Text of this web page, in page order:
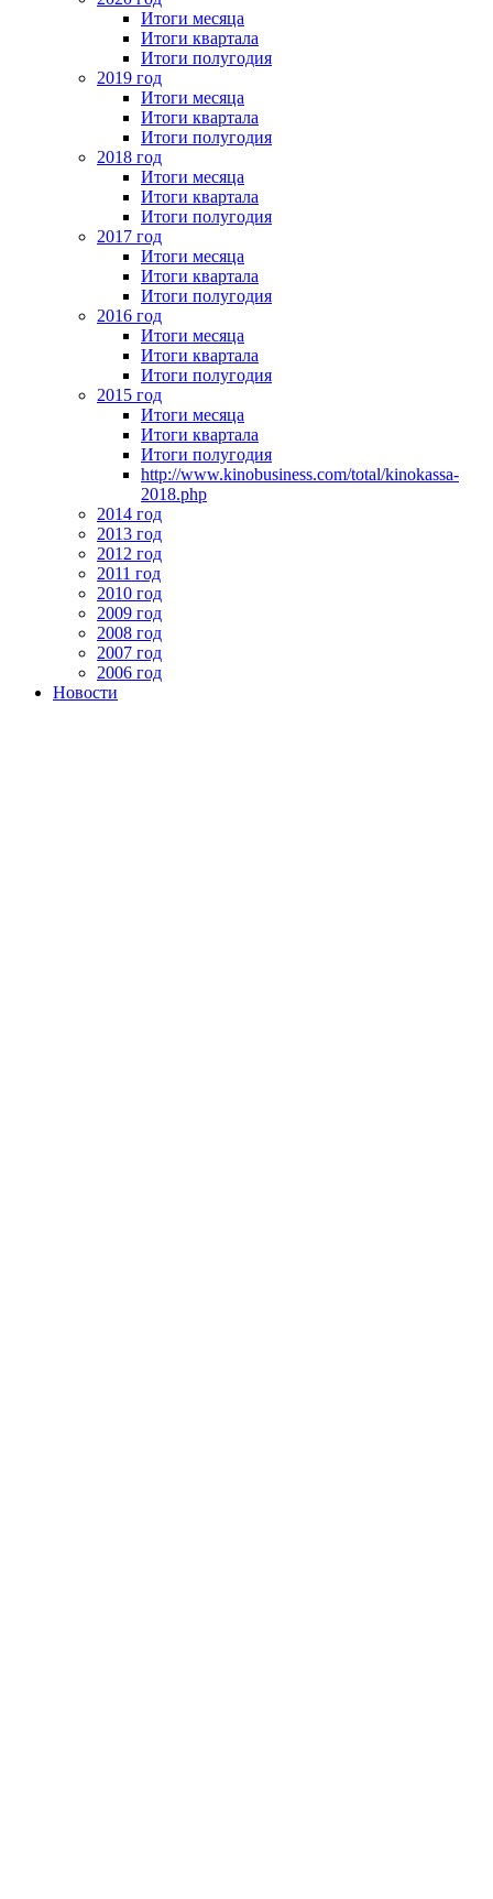
Итоги месяца
Итоги квартала
Итоги полугодия
2019 год
Итоги месяца
Итоги квартала
Итоги полугодия
2018 год
Итоги месяца
Итоги квартала
Итоги полугодия
2017 год
Итоги месяца
Итоги квартала
Итоги полугодия
2016 год
Итоги месяца
Итоги квартала
Итоги полугодия
2015 год
Итоги месяца
Итоги квартала
Итоги полугодия
http://www.kinobusiness.com/total/kinokassa-
2018.php
2014 год
2013 год
2012 год
2011 год
2010 год
2009 год
2008 год
2007 год
2006 год
Новости